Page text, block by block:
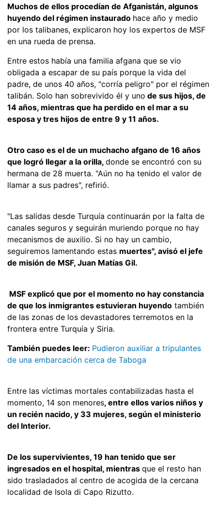
Muchos de ellos procedían de Afganistán, algunos
huyendo del régimen instaurado hace año y medio
por los talibanes, explicaron hoy los expertos de MSF
en una rueda de prensa.
Entre estos había una familia afgana que se vio
obligada a escapar de su país porque la vida del
padre, de unos 40 años, "corría peligro" por el régimen
talibán. Solo han sobrevivido él y uno de sus hijos, de
14 años, mientras que ha perdido en el mar a su
esposa y tres hijos de entre 9 y 11 años.
Otro caso es el de un muchacho afgano de 16 años
que logró llegar a la orilla, donde se encontró con su
hermana de 28 muerta. "Aún no ha tenido el valor de
llamar a sus padres", refirió.
"Las salidas desde Turquía continuarán por la falta de
canales seguros y seguirán muriendo porque no hay
mecanismos de auxilio. Si no hay un cambio,
seguiremos lamentando estas muertes", avisó el jefe
de misión de MSF, Juan Matías Gil.
MSF explicó que por el momento no hay constancia
de que los inmigrantes estuvieran huyendo también
de las zonas de los devastadores terremotos en la
frontera entre Turquía y Siria.
También puedes leer: Pudieron auxiliar a tripulantes
de una embarcación cerca de Taboga
Entre las víctimas mortales contabilizadas hasta el
momento, 14 son menores, entre ellos varios niños y
un recién nacido, y 33 mujeres, según el ministerio
del Interior.
De los supervivientes, 19 han tenido que ser
ingresados en el hospital, mientras que el resto han
sido trasladados al centro de acogida de la cercana
localidad de Isola di Capo Rizutto.